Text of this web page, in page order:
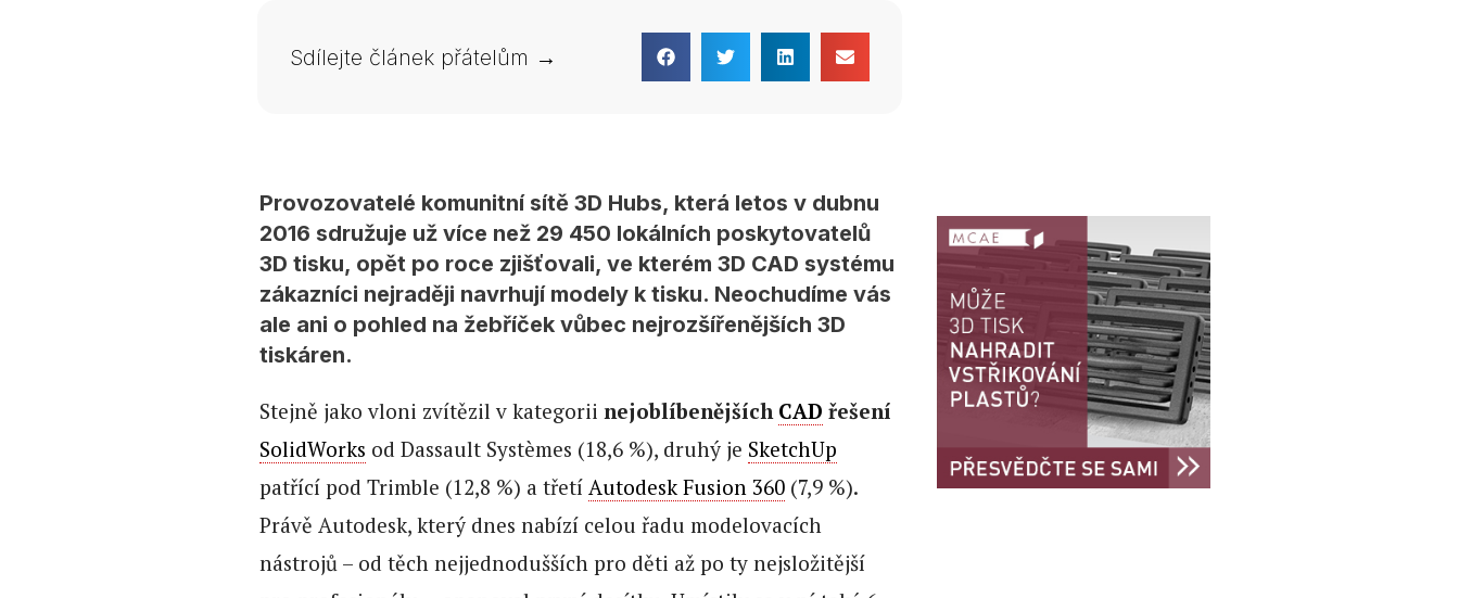
Sdílejte článek přátelům →
Provozovatelé komunitní sítě 3D Hubs, která letos v dubnu
2016 sdružuje už více než 29 450 lokálních poskytovatelů
3D tisku, opět po roce zjišťovali, ve kterém 3D CAD systému
zákazníci nejraději navrhují modely k tisku. Neochudíme vás
ale ani o pohled na žebříček vůbec nejrozšířenějších 3D
tiskáren.
Stejně jako vloni zvítězil v kategorii nejoblíbenějších CAD řešení
SolidWorks od Dassault Systèmes (18,6 %), druhý je SketchUp
patřící pod Trimble (12,8 %) a třetí Autodesk Fusion 360(7,9 %).
Právě Autodesk, který dnes nabízí celou řadu modelovacích
nástrojů – od těch nejjednodušších pro děti až po ty nejsložitější